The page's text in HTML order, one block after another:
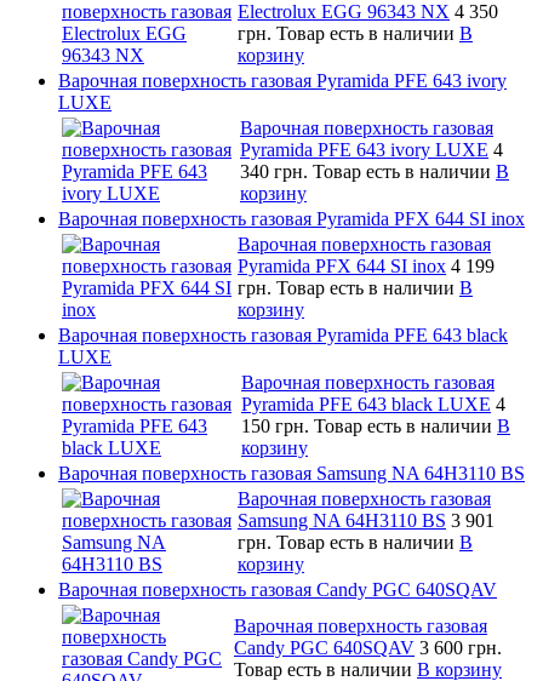
Electrolux EGG 96343 NX 4 350
грн. Товар есть в наличии В
корзину
Варочная поверхность газовая Pyramida PFE 643 ivory
LUXE
Варочная поверхность газовая
Pyramida PFE 643 ivory LUXE 4
340 грн. Товар есть в наличии В
корзину
Варочная поверхность газовая Pyramida PFX 644 SI inox
Варочная поверхность газовая
Pyramida PFX 644 SI inox 4 199
грн. Товар есть в наличии В
корзину
Варочная поверхность газовая Pyramida PFE 643 black
LUXE
Варочная поверхность газовая
Pyramida PFE 643 black LUXE 4
150 грн. Товар есть в наличии В
корзину
Варочная поверхность газовая Samsung NA 64H3110 BS
Варочная поверхность газовая
Samsung NA 64H3110 BS 3 901
грн. Товар есть в наличии В
корзину
Варочная поверхность газовая Candy PGC 640SQAV
Варочная поверхность газовая
Candy PGC 640SQAV 3 600 грн.
Товар есть в наличии В корзину